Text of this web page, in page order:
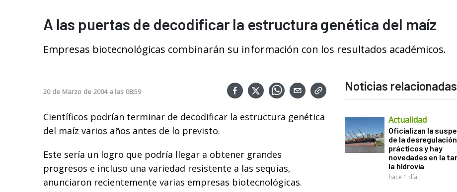
A las puertas de decodificar la estructura genética del maíz
Empresas biotecnológicas combinarán su información con los resultados académicos.
20 de Marzo de 2004 a las 08:59
Científicos podrían terminar de decodificar la estructura genética
del maíz varios años antes de lo previsto.
Este sería un logro que podría llegar a obtener grandes
progresos e incluso una variedad resistente a las sequías,
anunciaron recientemente varias empresas biotecnológicas.
Noticias relacionadas
Actualidad
Oficializan la
de la
prácticos y hay
novedades en la
la hidrovía
hace 1 día